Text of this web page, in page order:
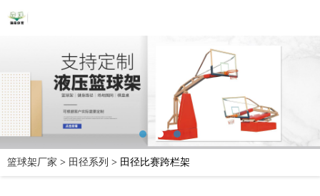
篮球架厂家 > 田径系列 > 田径比赛跨栏架